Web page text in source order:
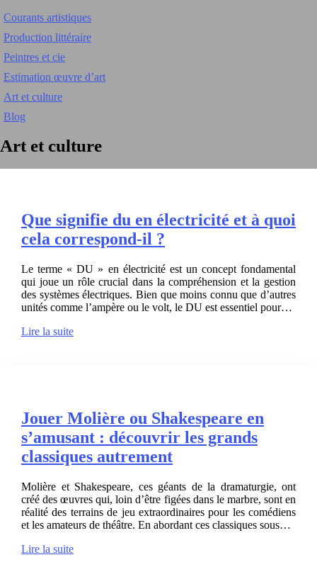
Courants artistiques
Production littéraire
Peintres et cie
Estimation œuvre d’art
Art et culture
Blog
Art et culture
Que signifie du en électricité et à quoi
cela correspond-il ?
Le terme « DU » en électricité est un concept fondamental
qui joue un rôle crucial dans la compréhension et la gestion
des systèmes électriques. Bien que moins connu que d’autres
unités comme l’ampère ou le volt, le DU est essentiel pour…
Lire la suite
Jouer Molière ou Shakespeare en
s’amusant : découvrir les grands
classiques autrement
Molière et Shakespeare, ces géants de la dramaturgie, ont
créé des œuvres qui, loin d’être figées dans le marbre, sont en
réalité des terrains de jeu extraordinaires pour les comédiens
et les amateurs de théâtre. En abordant ces classiques sous…
Lire la suite